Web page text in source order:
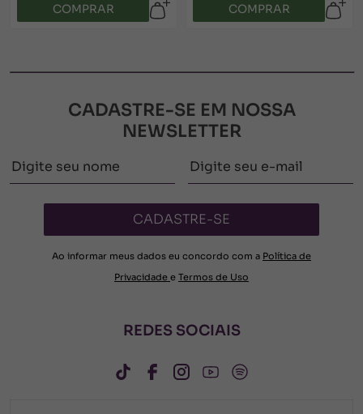
COMPRAR COMPRAR
CADASTRE-SE EM NOSSA
NEWSLETTER
CADASTRE-SE
Ao informar meus dados eu concordo com a Política de
Privacidade e Termos de Uso
REDES SOCIAIS